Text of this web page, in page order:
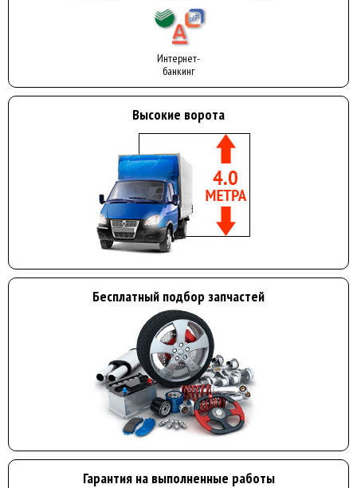
Интернет-
банкинг
Высокие ворота
Бесплатный подбор запчастей
Гарантия на выполненные работы